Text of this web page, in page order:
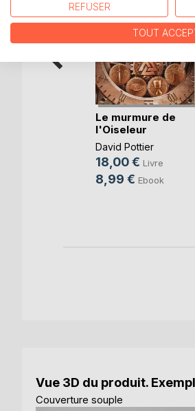
Le murmure de
l'Oiseleur
David Pottier
18,00 € Livre
8,99 € Ebook
Vue 3D du produit.
Couverture souple
REFUSER
TOUT